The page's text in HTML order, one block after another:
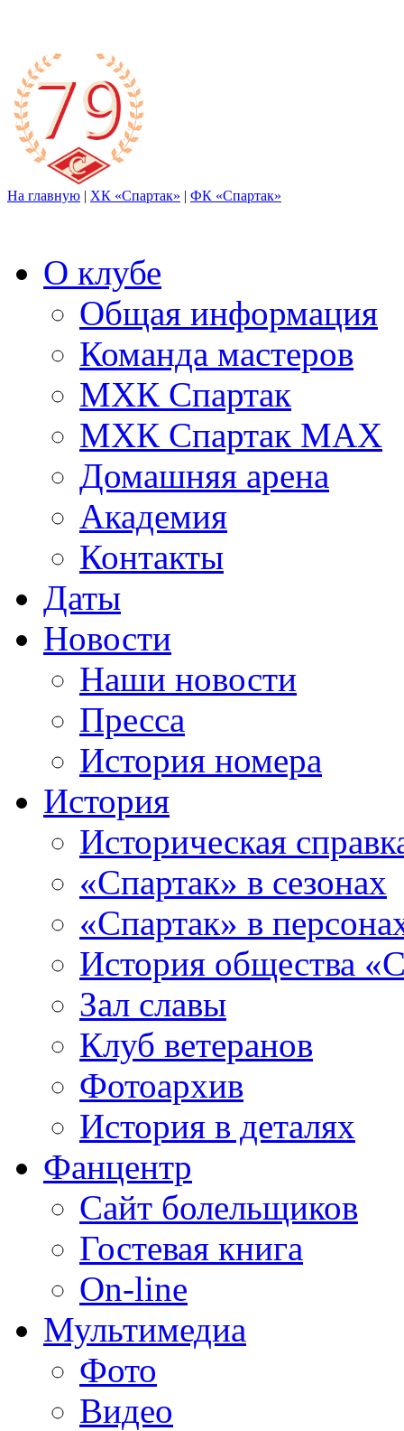
На главную | ХК «Спартак» | ФК «Спартак»
О клубе
Общая информация
Команда мастеров
МХК Спартак
МХК Спартак МАХ
Домашняя арена
Академия
Контакты
Даты
Новости
Наши новости
Пресса
История номера
История
Историческая
«Спартак» в сезонах
«Спартак» в
История общества
Зал славы
Клуб ветеранов
Фотоархив
История в деталях
Фанцентр
Сайт болельщиков
Гостевая книга
On-line
Мультимедиа
Фото
Видео